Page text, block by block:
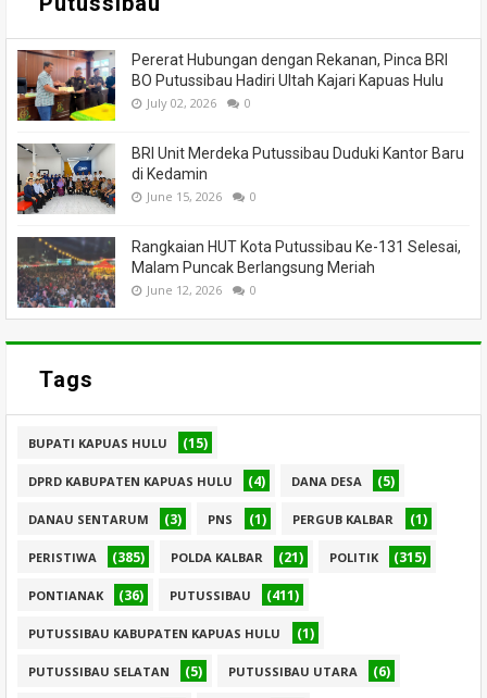
Pererat Hubungan dengan Rekanan, Pinca BRI
BO Putussibau Hadiri Ultah Kajari Kapuas Hulu
July 02, 2026 0
BRI Unit Merdeka Putussibau Duduki Kantor Baru
di Kedamin
June 15, 2026 0
Rangkaian HUT Kota Putussibau Ke-131 Selesai,
Malam Puncak Berlangsung Meriah
June 12, 2026 0
Tags
BUPATI KAPUAS HULU (15)
DPRD KABUPATEN KAPUAS HULU (4) DANA DESA (5)
DANAU SENTARUM (3) PNS (1) PERGUB KALBAR (1)
PERISTIWA (385) POLDA KALBAR (21) POLITIK (315)
PONTIANAK (36) PUTUSSIBAU (411)
PUTUSSIBAU KABUPATEN KAPUAS HULU (1)
PUTUSSIBAU SELATAN (5) PUTUSSIBAU UTARA (6)